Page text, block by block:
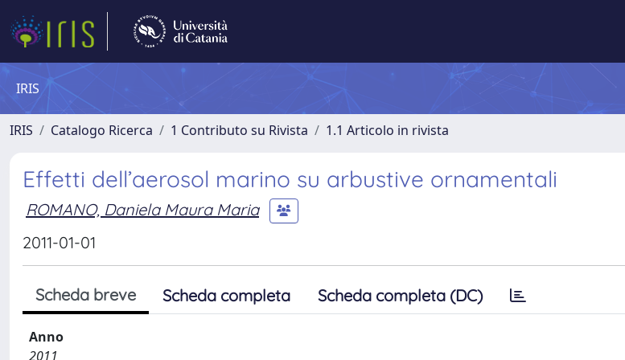
IRIS
IRIS Catalogo Ricerca 1 Contributo su Rivista 1.1 Articolo in rivista
Effetti dell’aerosol marino su arbustive ornamentali
ROMANO, Daniela Maura Maria
2011-01-01
Scheda breve Scheda completa Scheda completa (DC)
Anno
2011